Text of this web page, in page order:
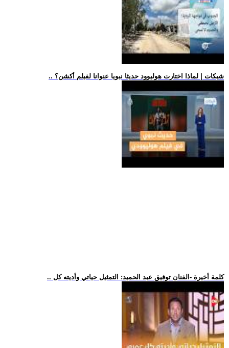
.. شبكات | لماذا اختارت هوليوود حديثا نبويا عنوانا لفيلم أكشن؟
.. كلمة أخيرة -الفنان توفيق عبد الحميد: التمثيل حياتي وأديته كل